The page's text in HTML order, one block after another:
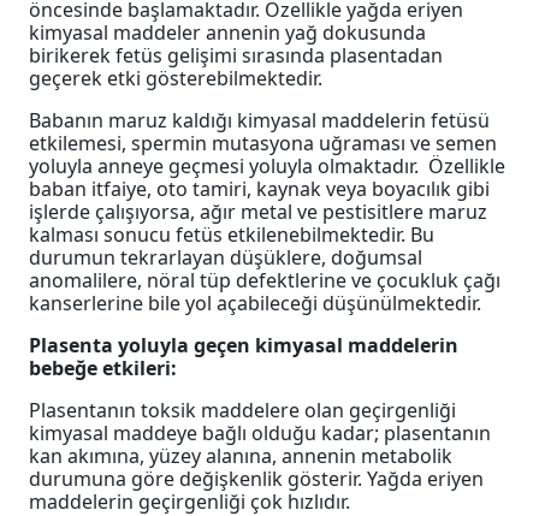
öncesinde başlamaktadır. Özellikle yağda eriyen
kimyasal maddeler annenin yağ dokusunda
birikerek fetüs gelişimi sırasında plasentadan
geçerek etki gösterebilmektedir.
Babanın maruz kaldığı kimyasal maddelerin fetüsü
etkilemesi, spermin mutasyona uğraması ve semen
yoluyla anneye geçmesi yoluyla olmaktadır. Özellikle
baban itfaiye, oto tamiri, kaynak veya boyacılık gibi
işlerde çalışıyorsa, ağır metal ve pestisitlere maruz
kalması sonucu fetüs etkilenebilmektedir. Bu
durumun tekrarlayan düşüklere, doğumsal
anomalilere, nöral tüp defektlerine ve çocukluk çağı
kanserlerine bile yol açabileceği düşünülmektedir.
Plasenta yoluyla geçen kimyasal maddelerin
bebeğe etkileri:
Plasentanın toksik maddelere olan geçirgenliği
kimyasal maddeye bağlı olduğu kadar; plasentanın
kan akımına, yüzey alanına, annenin metabolik
durumuna göre değişkenlik gösterir. Yağda eriyen
maddelerin geçirgenliği çok hızlıdır.